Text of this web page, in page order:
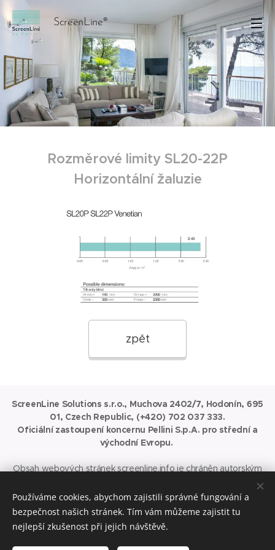
ScreenLine®
Rozměrové limity SL20-22P
Horizontální žaluzie
zpět
ScreenLine Solutions s.r.o., Muchova 2402/7, Hodonín, 695
01, Czech Republic, (+420) 702 037 333.
Oficiální zastoupení koncernu Pellini S.p.A. pro střední a
východní Evropu.
Obsah webových stránekscreenline.infoje chráněn autorským
Jakékoli užití obsahu stránek, včetně publikování nebo jiného šíření
obsahu těchto stránek, je bez písemného souhlasu ScreenLine
ScreenLine® je ochrannou známkou koncernu Pellini S.p.A.
Používáme cookies, abychom zajistili správné fungování a
bezpečnost našich stránek. Tím vám můžeme zajistit tu
nejlepší zkušenost při jejich návštěvě.